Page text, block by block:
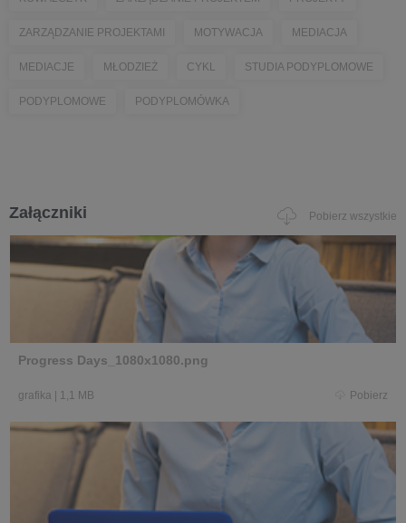
ZARZĄDZANIE PROJEKTAMI MOTYWACJA MEDIACJA
MEDIACJE MŁODZIEŻ CYKL STUDIA PODYPLOMOWE
PODYPLOMOWE PODYPLOMÓWKA
Załączniki Pobierz wszystkie
Progress Days_1080x1080.png
grafika | 1,1 MB Pobierz